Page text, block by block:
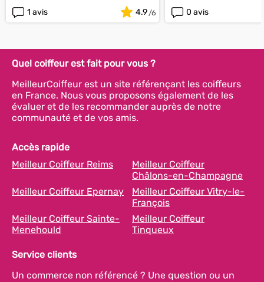
1 avis
4.9
0 avis
Quel coiffeur est fait pour vous ?
MeilleurCoiffeur est un site référençant les coiffeurs
en France. Nous vous proposons également de les
évaluer et de les recommander auprès de notre
communauté et de vos amis.
Accès rapide
Meilleur Coiffeur Reims
Meilleur Coiffeur
Châlons-en-Champagne
Meilleur Coiffeur Epernay
Meilleur Coiffeur Vitry-le-
François
Meilleur Coiffeur Sainte-
Menehould
Meilleur Coiffeur
Tinqueux
Service clients
Un commerce non référencé ? Une question ou un